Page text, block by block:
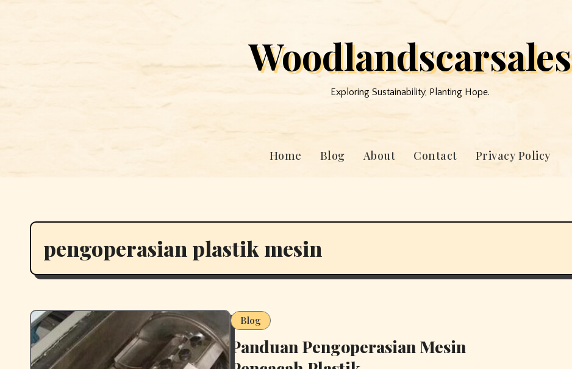
Woodlandscarsales
Exploring Sustainability, Planting Hope.
Home Blog About Contact Privacy Policy
pengoperasian plastik mesin
Blog
Panduan Pengoperasian Mesin